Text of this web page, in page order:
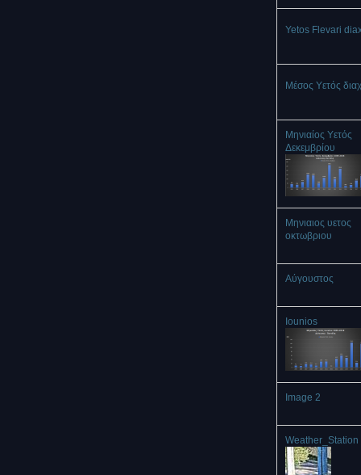
Yetos Flevari
Μέσος Υετός
Μηνιαίος Υετός
Δεκεμβρίου
Μηνιαιος υετος
οκτωβριου
Αύγουστος
Iounios
Image 2
Weather_Station